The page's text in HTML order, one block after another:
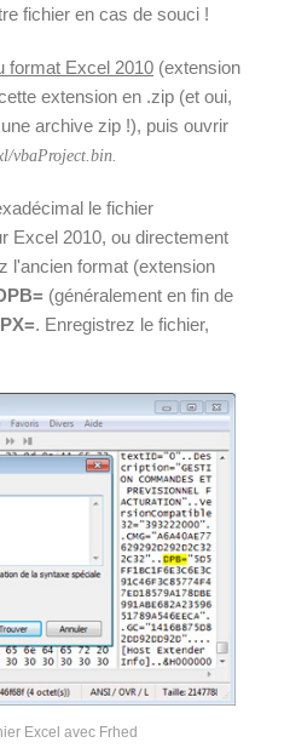
fichier en cas de souci !
format Excel 2010 (extension
extension en .zip (et oui,
archive zip !), puis ouvrir
vbaProject.bin.
le fichier
Excel 2010, ou directement
l'ancien format (extension
(généralement en fin de
. Enregistrez le fichier,
Excel avec Frhed